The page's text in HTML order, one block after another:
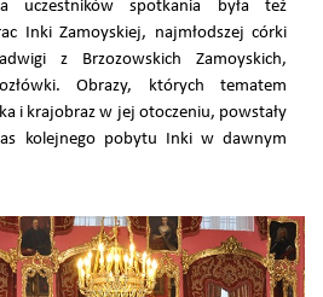
uczestników spotkania była też
Inki Zamoyskiej, najmłodszej córki
z Brzozowskich Zamoyskich,
Obrazy, których tematem
i krajobraz w jej otoczeniu, powstały
kolejnego pobytu Inki w dawnym